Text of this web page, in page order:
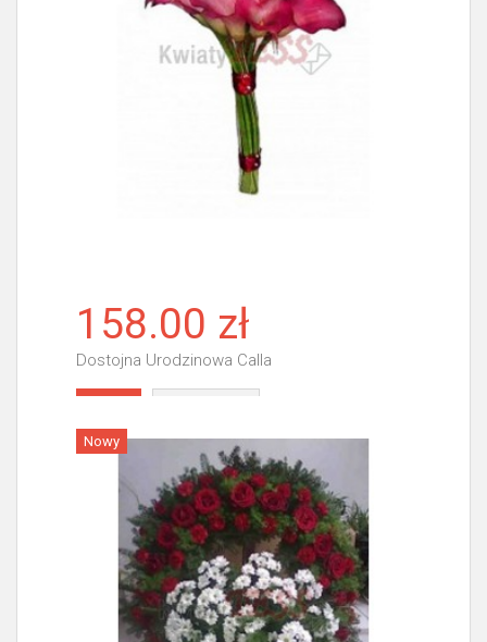
158.00 zł
Dostojna Urodzinowa Calla
Nowy